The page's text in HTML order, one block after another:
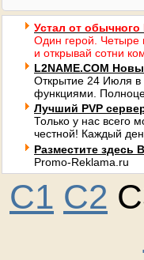
Устал от обычного
Один герой. Четыре
и открывай сотни
L2NAME.COM
Открытие 24 Июля
функциями.
Лучший PVP
Только у нас всего
честной! Каждый
Разместите здесь
Promo-Reklama.ru
C1 C2